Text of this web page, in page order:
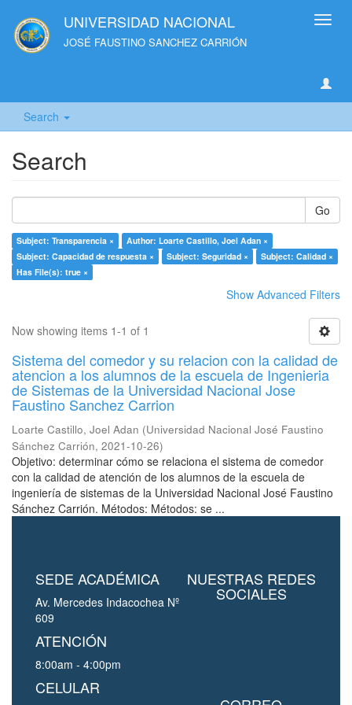
UNIVERSIDAD NACIONAL
JOSÉ FAUSTINO SANCHEZ CARRIÓN
Search
Search
Go
Subject: Transparencia ×
Author: Loarte Castillo, Joel Adan ×
Subject: Capacidad de respuesta ×
Subject: Seguridad ×
Subject: Calidad ×
Has File(s): true ×
Show Advanced Filters
Now showing items 1-1 of 1
Sistema del comedor y su relacion con la calidad de
atencion a los alumnos de la escuela de Ingenieria
de Sistemas de la Universidad Nacional Jose
Faustino Sanchez Carrion
Loarte Castillo, Joel Adan (Universidad Nacional José Faustino
Sánchez Carrión, 2021-10-26)
Objetivo: determinar cómo se relaciona el sistema de comedor
con la calidad de atención de los alumnos de la escuela de
ingeniería de sistemas de la Universidad Nacional José Faustino
Sánchez Carrión. Métodos: Métodos: se ...
SEDE ACADÉMICA
Av. Mercedes Indacochea Nº
609
ATENCIÓN
8:00am - 4:00pm
CELULAR
NUESTRAS REDES
SOCIALES